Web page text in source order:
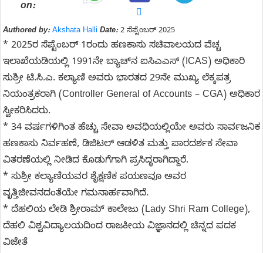
on:
Authored by: Akshata Halli Date:2 ಸೆಪ್ಟೆಂಬರ್ 2025
* 2025ರ ಸೆಪ್ಟೆಂಬರ್ 1ರಂದು ಹಣಕಾಸು ಸಚಿವಾಲಯದ ವೆಚ್ಚ
ಇಲಾಖೆಯಡಿಯಲ್ಲಿ 1991ನೇ ಬ್ಯಾಚ್‌ನ ಐಸಿಎಎಸ್‌ (ICAS) ಅಧಿಕಾರಿ
ಸುಶ್ರೀ ಟಿ.ಸಿ.ಎ. ಕಲ್ಯಾಣಿ ಅವರು ಭಾರತದ 29ನೇ ಮುಖ್ಯ ಲೆಕ್ಕಪತ್ರ
ನಿಯಂತ್ರಕರಾಗಿ (Controller General of Accounts – CGA) ಅಧಿಕಾರ
ಸ್ವೀಕರಿಸಿದರು.
* 34 ವರ್ಷಗಳಿಗಿಂತ ಹೆಚ್ಚು ಸೇವಾ ಅವಧಿಯಲ್ಲಿಯೇ ಅವರು ಸಾರ್ವಜನಿಕ
ಹಣಕಾಸು ನಿರ್ವಹಣೆ, ಡಿಜಿಟಲ್ ಆಡಳಿತ ಮತ್ತು ಪಾರದರ್ಶಕ ಸೇವಾ
ವಿತರಣೆಯಲ್ಲಿ ನೀಡಿದ ಕೊಡುಗೆಗಾಗಿ ಪ್ರಸಿದ್ಧರಾಗಿದ್ದಾರೆ.
* ಸುಶ್ರೀ ಕಲ್ಯಾಣಿಯವರ ಶೈಕ್ಷಣಿಕ ಪಯಣವೂ ಅವರ
ವೃತ್ತಿಜೀವನದಂತೆಯೇ ಗಮನಾರ್ಹವಾಗಿದೆ.
* ದೆಹಲಿಯ ಲೇಡಿ ಶ್ರೀರಾಮ್ ಕಾಲೇಜು (Lady Shri Ram College),
ದೆಹಲಿ ವಿಶ್ವವಿದ್ಯಾಲಯದಿಂದ ರಾಜಕೀಯ ವಿಜ್ಞಾನದಲ್ಲಿ ಚಿನ್ನದ ಪದಕ
ವಿಜೇತೆ